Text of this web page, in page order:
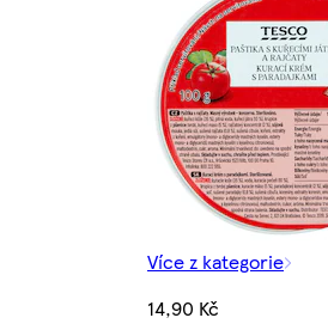
Více z kategorie
14,90 Kč